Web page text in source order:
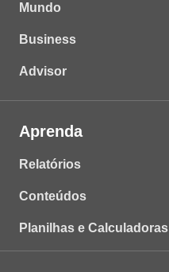
Mundo
Business
Advisor
Aprenda
Relatórios
Conteúdos
Planilhas e Calculadoras